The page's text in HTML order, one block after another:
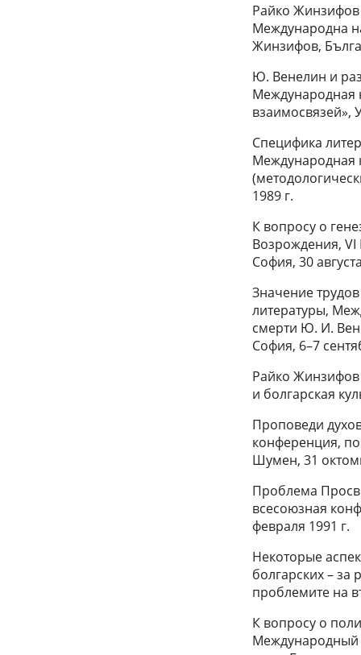
Райко
Международна
Жинзифов,
Ю. Венелин и
Международная
взаимосвязей»,
Специфика
Международная
1989 г.
К вопросу о
Возрождения,
София, 30
Значение
литературы,
смерти Ю. И.
София, 6–7
Райко Жинзифов
и болгарская
Проповеди
конференция,
Шумен, 31
Проблема
всесоюзная
февраля 1991 г.
Некоторые
болгарских –
проблемите на
К вопросу о
Международный